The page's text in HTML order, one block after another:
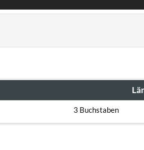
3 Buchstaben